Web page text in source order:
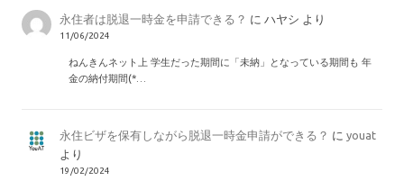
永住者は脱退一時金を申請できる？ にハヤシ より
11/06/2024
ねんきんネット上 学生だった期間に「未納」となっている期間も 年
金の納付期間(*…
永住ビザを保有しながら脱退一時金申請ができる？ にyouat
より
19/02/2024